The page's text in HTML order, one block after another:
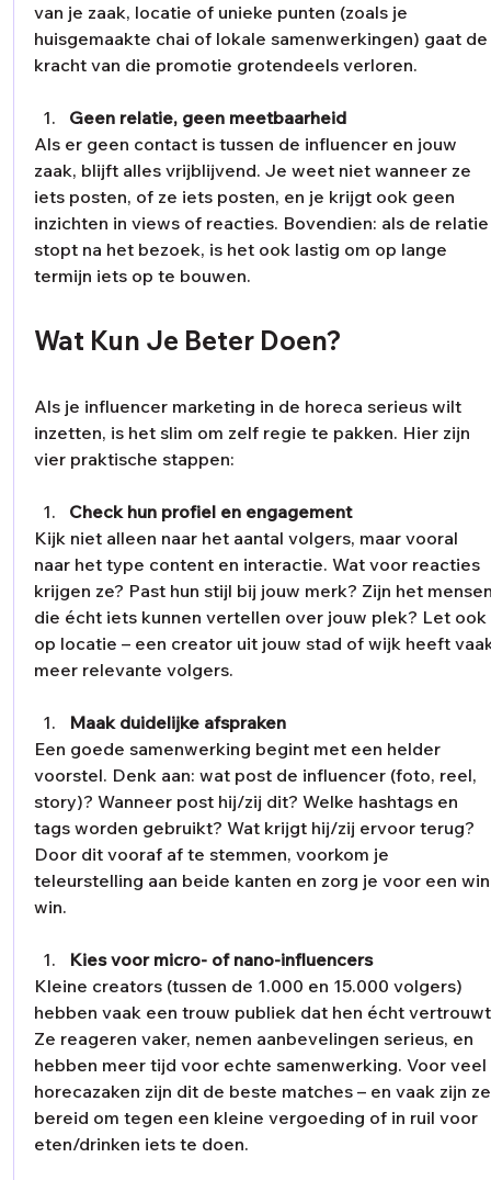
van je zaak, locatie of unieke punten (zoals je
huisgemaakte chai of lokale samenwerkingen) gaat
kracht van die promotie grotendeels verloren.
Geen relatie, geen meetbaarheid
Als er geen contact is tussen de influencer en jouw
zaak, blijft alles vrijblijvend. Je weet niet wanneer ze
iets posten, of ze iets posten, en je krijgt ook geen
inzichten in views of reacties. Bovendien: als de
stopt na het bezoek, is het ook lastig om op lange
termijn iets op te bouwen.
Wat Kun Je Beter Doen?
Als je influencer marketing in de horeca serieus wilt
inzetten, is het slim om zelf regie te pakken. Hier zijn
vier praktische stappen:
Check hun profiel en engagement
Kijk niet alleen naar het aantal volgers, maar vooral
naar het type content en interactie. Wat voor reacties
krijgen ze? Past hun stijl bij jouw merk? Zijn het
die écht iets kunnen vertellen over jouw plek? Let ook
op locatie – een creator uit jouw stad of wijk heeft
meer relevante volgers.
Maak duidelijke afspraken
Een goede samenwerking begint met een helder
voorstel. Denk aan: wat post de influencer (foto, reel,
story)? Wanneer post hij/zij dit? Welke hashtags en
tags worden gebruikt? Wat krijgt hij/zij ervoor terug?
Door dit vooraf af te stemmen, voorkom je
teleurstelling aan beide kanten en zorg je voor een
win.
Kies voor micro- of nano-influencers
Kleine creators (tussen de 1.000 en 15.000 volgers)
hebben vaak een trouw publiek dat hen écht
Ze reageren vaker, nemen aanbevelingen serieus, en
hebben meer tijd voor echte samenwerking. Voor veel
horecazaken zijn dit de beste matches – en vaak zijn
bereid om tegen een kleine vergoeding of in ruil voor
eten/drinken iets te doen.